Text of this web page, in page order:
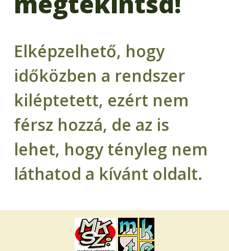
Elképzelhető, hogy
időközben a rendszer
kiléptetett, ezért nem
férsz hozzá, de az is
lehet, hogy tényleg nem
láthatod a kívánt oldalt.